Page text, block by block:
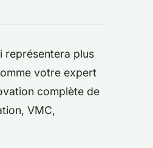
représentera plus
votre expert
complète de
VMC,